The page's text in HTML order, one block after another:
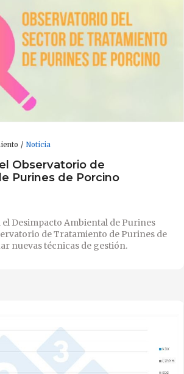
Noticia
Observatorio de
Purines de Porcino
Desimpacto Ambiental de Purines
de Tratamiento de Purines de
nuevas técnicas de gestión.